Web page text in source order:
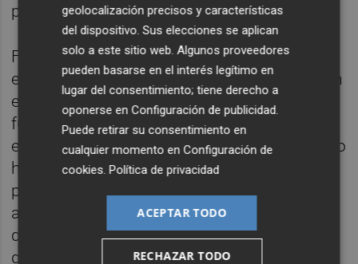
palabras eran vacías y que no se cumplían".
Formen también informó al comité de
empresa que el miércoles se iba a reunir con
el administrador para tratar una salida, pero
fuentes conocedoras del proceso seguido
en el concurso de acreedores afirman que no
ha habido ningún avance al respecto y que
persiste la situación de parálisis. A estas
alturas, el comprador, con sede en
debe todas las nóminas de las 80 personas
que integran la plantilla, así como sus
geolocalización precisos y características
del dispositivo. Sus elecciones se aplican
solo a este sitio web. Algunos proveedores
pueden basarse en el interés legítimo en
lugar del consentimiento; tiene derecho a
oponerse enConfiguración de publicidad.
Puede retirar su consentimiento en
cualquier momento enConfiguración de
cookies.Política de privacidad
ACEPTAR TODO
RECHAZAR TODO